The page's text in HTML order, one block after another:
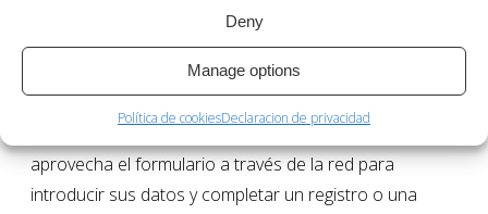
Deny
Manage options
Política de cookiesDeclaracion de privacidad
esta interfaz y su mayor punto fuerte es aún más
evidente si pensamos en la utilización del servicio en la
versión online y por tanto en la normalización con
autocumplimentación y sugerencias. El usuario en este
caso puede ser cualquier cliente que, desde fuera,
aprovecha el formulario a través de la red para
introducir sus datos y completar un registro o una